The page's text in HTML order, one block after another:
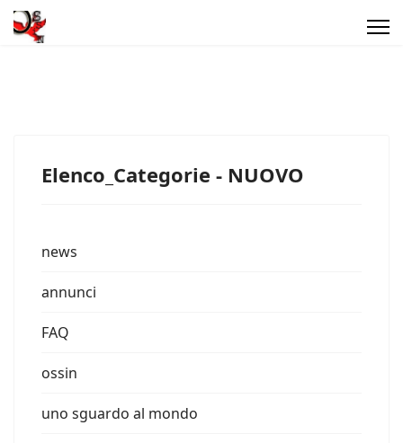
Elenco_Categorie - NUOVO
news
annunci
FAQ
ossin
uno sguardo al mondo